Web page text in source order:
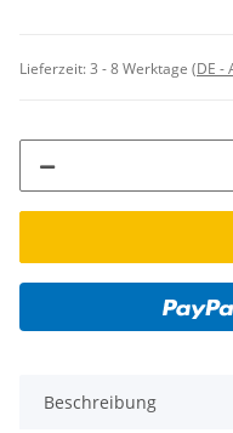
Lieferzeit:3 - 8 Werktage (DE -
Beschreibung